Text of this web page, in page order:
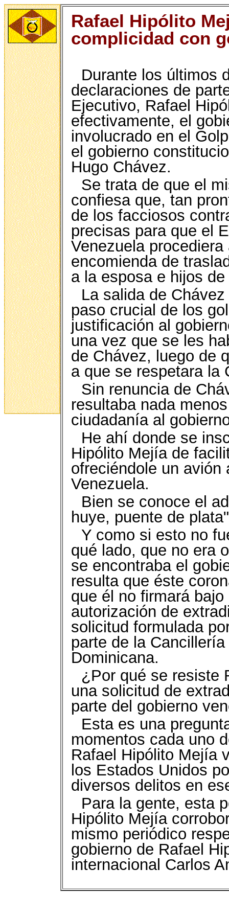
Rafael Hipólito
complicidad con
Durante los últimos
declaraciones de
Ejecutivo, Rafael
efectivamente, el
involucrado en el
el gobierno
Hugo Chávez.
Se trata de que el
confiesa que, tan
de los facciosos
precisas para que el
Venezuela
encomienda de
a la esposa e hijos
La salida de
paso crucial de los
justificación al
una vez que se les
de Chávez, luego de
a que se respetara la
Sin renuncia de
resultaba nada
ciudadanía al
He ahí donde se
Hipólito Mejía de
ofreciéndole un avión
Venezuela.
Bien se conoce el
huye, puente de
Y como si esto no
qué lado, que no era
se encontraba el
resulta que éste
que él no firmará
autorización de
solicitud formulada
parte de la
Dominicana.
¿Por qué se resiste
una solicitud de
parte del gobierno
Esta es una
momentos cada uno
Rafael Hipólito Mejía
los Estados Unidos
diversos delitos en
Para la gente, esta
Hipólito Mejía
mismo periódico
gobierno de Rafael
internacional Carlos